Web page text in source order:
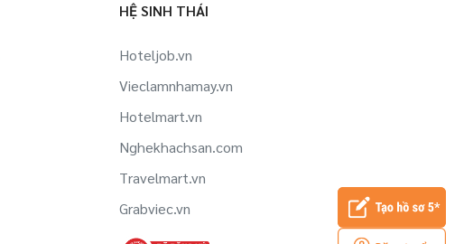
HỆ SINH THÁI
Hoteljob.vn
Vieclamnhamay.vn
Hotelmart.vn
Nghekhachsan.com
Travelmart.vn
Grabviec.vn